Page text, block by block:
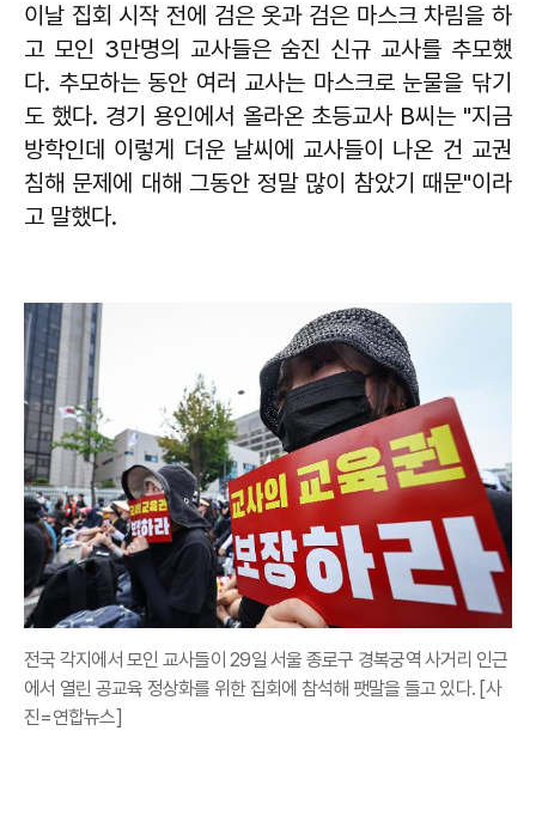
이날 집회 시작 전에 검은 옷과 검은 마스크 차림을 하
고 모인 3만명의 교사들은 숨진 신규 교사를 추모했
다. 추모하는 동안 여러 교사는 마스크로 눈물을 닦기
도 했다. 경기 용인에서 올라온 초등교사 B씨는 "지금
방학인데 이렇게 더운 날씨에 교사들이 나온 건 교권
침해 문제에 대해 그동안 정말 많이 참았기 때문"이라
고 말했다.
전국 각지에서 모인 교사들이 29일 서울 종로구 경복궁역 사거리 인근
에서 열린 공교육 정상화를 위한 집회에 참석해 팻말을 들고 있다. [사
진=연합뉴스]